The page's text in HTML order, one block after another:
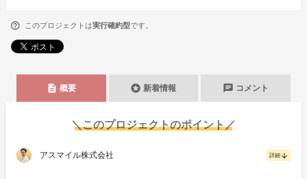
このプロジェクトは実行確約型です。
description 概要 stars 新着情報 chat コメント
＼このプロジェクトのポイント／
アスマイル株式会社 詳細 arrow_downward